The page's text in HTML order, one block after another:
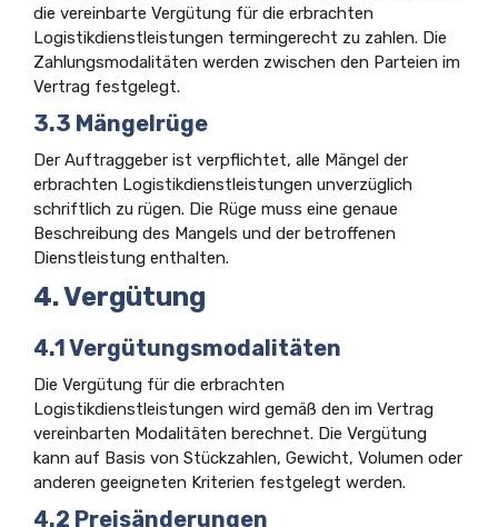
die vereinbarte Vergütung für die erbrachten
Logistikdienstleistungen termingerecht zu zahlen. Die
Zahlungsmodalitäten werden zwischen den Parteien im
Vertrag festgelegt.
3.3 Mängelrüge
Der Auftraggeber ist verpflichtet, alle Mängel der
erbrachten Logistikdienstleistungen unverzüglich
schriftlich zu rügen. Die Rüge muss eine genaue
Beschreibung des Mangels und der betroffenen
Dienstleistung enthalten.
4. Vergütung
4.1 Vergütungsmodalitäten
Die Vergütung für die erbrachten
Logistikdienstleistungen wird gemäß den im Vertrag
vereinbarten Modalitäten berechnet. Die Vergütung
kann auf Basis von Stückzahlen, Gewicht, Volumen oder
anderen geeigneten Kriterien festgelegt werden.
4.2 Preisänderungen